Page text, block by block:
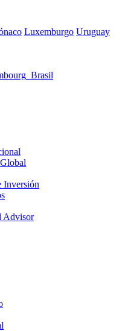
Luxemburgo Uruguay
Brasil
Inversión
Advisor